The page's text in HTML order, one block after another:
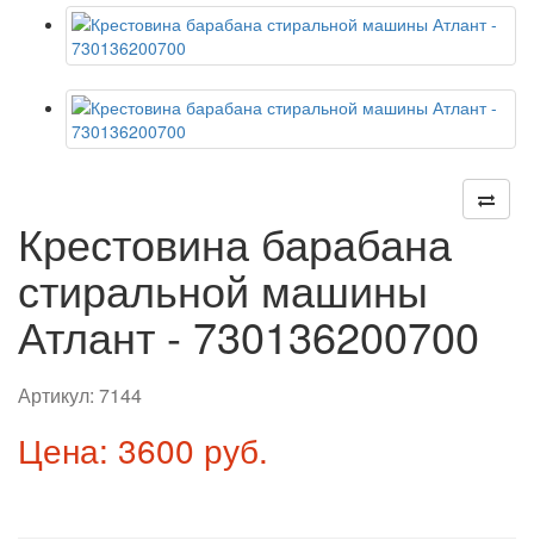
Крестовина барабана
стиральной машины
Атлант - 730136200700
Артикул: 7144
Цена: 3600 руб.